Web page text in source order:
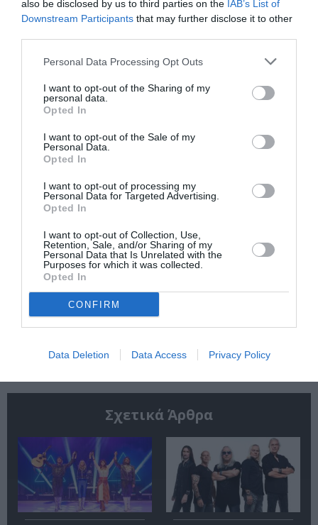
also be disclosed by us to third parties on the IAB’s List of
Downstream Participants that may further disclose it to other
Personal Data Processing Opt Outs
I want to opt-out of the Sharing of my
personal data.
Opted In
I want to opt-out of the Sale of my
Personal Data.
Opted In
I want to opt-out of processing my
Personal Data for Targeted Advertising.
Opted In
I want to opt-out of Collection, Use,
Retention, Sale, and/or Sharing of my
Personal Data that Is Unrelated with the
Purposes for which it was collected.
Opted In
CONFIRM
Data Deletion Data Access Privacy Policy
μάθετε πρώτοι όλες τις ειδήσεις
Πολιτισμό στοCulturenow.gr
Νέοι Διαγωνισμοί
Tags
ΗΛΕΚΤΡΟΝΙΚΗ - ΠΕΙΡΑΜΑΤΙΚΗ
Newsletter
την Τέχνη και τον Πολιτισμό!
Σχετικά Άρθρα